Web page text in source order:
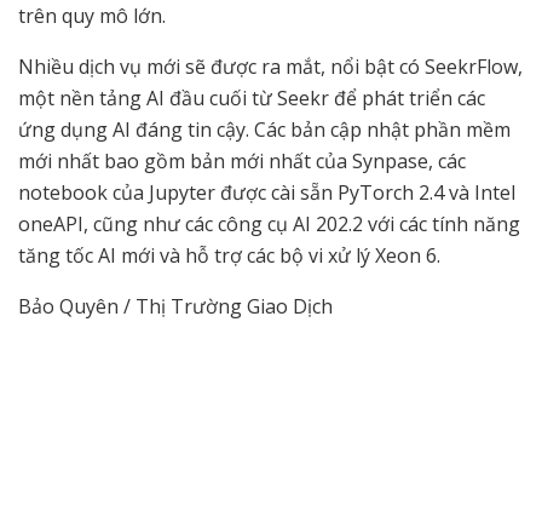
trên quy mô lớn.
Nhiều dịch vụ mới sẽ được ra mắt, nổi bật có SeekrFlow,
một nền tảng AI đầu cuối từ Seekr để phát triển các
ứng dụng AI đáng tin cậy. Các bản cập nhật phần mềm
mới nhất bao gồm bản mới nhất của Synpase, các
notebook của Jupyter được cài sẵn PyTorch 2.4 và Intel
oneAPI, cũng như các công cụ AI 202.2 với các tính năng
tăng tốc AI mới và hỗ trợ các bộ vi xử lý Xeon 6.
Bảo Quyên / Thị Trường Giao Dịch